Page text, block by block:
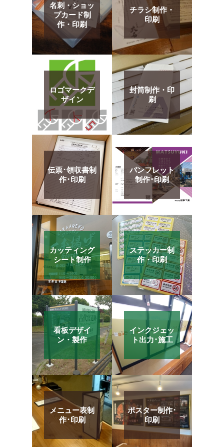
名刺・ショッ
プカード制
作・印刷
チラシ制作・
印刷
ロゴマークデ
ザイン
封筒制作・印
刷
伝票･領収書制
作･印刷
パンフレット
制作･印刷
カッティング
シート制作
ステッカー制
作・印刷
看板デザイ
ン・製作
インクジェッ
ト出力･施工
メニュー表制
作･印刷
ポスター制作･
印刷